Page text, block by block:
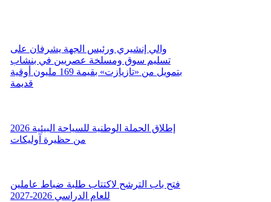
والي إنشيري ورئيس الجهة يشرفان على
تسليم سوق ومسلخة عصريين في بنشاب
بتمويل من «تازيازت» بقيمة 169 مليون أوقية
قديمة
إطلاق الحملة الوطنية للسياحة البيئية 2026
من حظيرة آوليكات
فتح باب الترشح لاكتتاب طلبة ضباط عاملين
للعام الدراسي 2026-2027